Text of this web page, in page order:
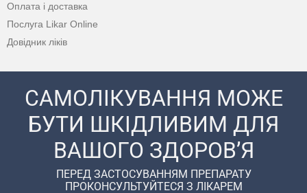
Оплата і доставка
Послуга Likar Online
Довідник ліків
САМОЛІКУВАННЯ МОЖЕ
БУТИ ШКІДЛИВИМ ДЛЯ
ВАШОГО ЗДОРОВ’Я
ПЕРЕД ЗАСТОСУВАННЯМ ПРЕПАРАТУ
ПРОКОНСУЛЬТУЙТЕСЯ З ЛІКАРЕМ